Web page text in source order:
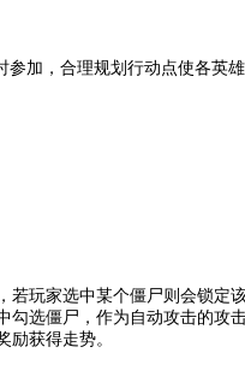
参加，合理规划行动点使各英
若玩家选中某个僵尸则会锁定
勾选僵尸，作为自动攻击的攻
励获得走势。